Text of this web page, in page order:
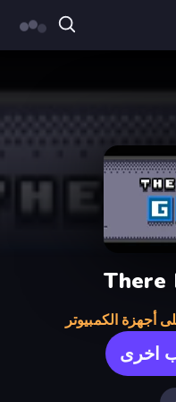
There
أجهزة الكمبيوتر
اخرى